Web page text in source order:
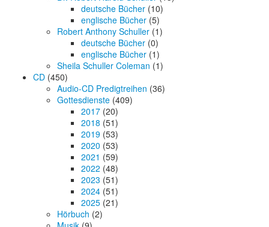
deutsche Bücher (10)
englische Bücher (5)
Robert Anthony Schuller (1)
deutsche Bücher (0)
englische Bücher (1)
Sheila Schuller Coleman (1)
CD (450)
Audio-CD Predigtreihen (36)
Gottesdienste (409)
2017 (20)
2018 (51)
2019 (53)
2020 (53)
2021 (59)
2022 (48)
2023 (51)
2024 (51)
2025 (21)
Hörbuch (2)